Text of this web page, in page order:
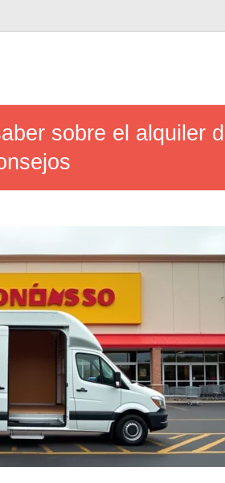
sobre el alquiler